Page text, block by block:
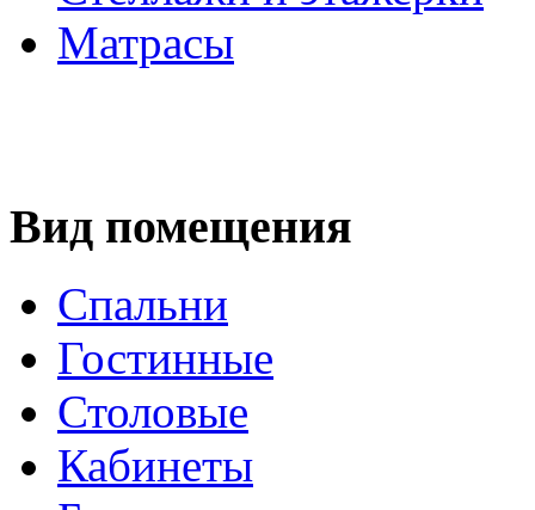
Матрасы
Вид помещения
Спальни
Гостинные
Столовые
Кабинеты